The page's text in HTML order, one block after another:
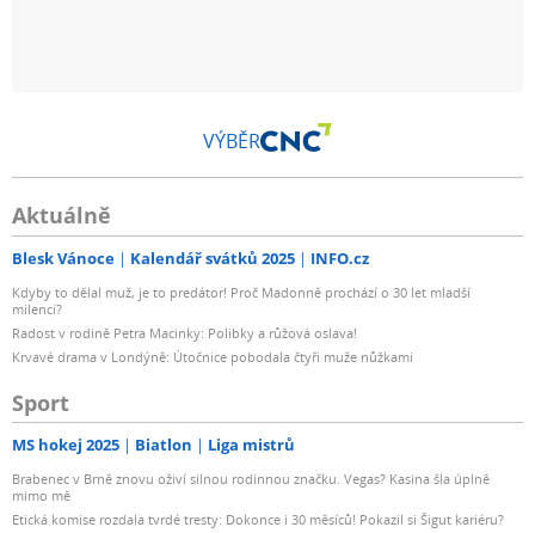
VÝBĚR
Aktuálně
Blesk Vánoce Kalendář svátků 2025 INFO.cz
Kdyby to dělal muž, je to predátor! Proč Madonně prochází o 30 let mladší
milenci?
Radost v rodině Petra Macinky: Polibky a růžová oslava!
Krvavé drama v Londýně: Útočnice pobodala čtyři muže nůžkami
Sport
MS hokej 2025 Biatlon Liga mistrů
Brabenec v Brně znovu oživí silnou rodinnou značku. Vegas? Kasina šla úplně
mimo mě
Etická komise rozdala tvrdé tresty: Dokonce i 30 měsíců! Pokazil si Šigut kariéru?